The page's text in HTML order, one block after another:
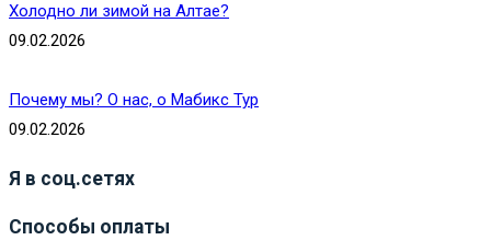
Холодно ли зимой на Алтае?
09.02.2026
Почему мы? О нас, о Мабикс Тур
09.02.2026
Я в соц.сетях
Способы оплаты